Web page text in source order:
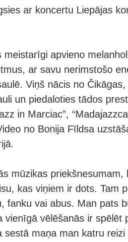
ar koncertu Liepājas
meistarīgi apvieno
ar savu nerimstošo
Viņš nācis no
un piedaloties tādos
in Marciac”,
no Bonija Fīldsa
mūzikas priekšnesumam,
kas viņiem ir dots. Tam
fanku vai abus. Man pats
vienīgā vēlēšanās ir spēlēt
sestā maņa man katru